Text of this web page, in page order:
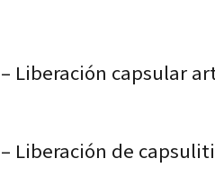
– Liberación capsular
– Liberación de